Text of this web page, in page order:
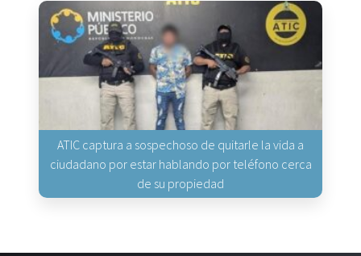
ATIC captura a sospechoso de quitarle la vida a
ciudadano por estar hablando por teléfono cerca
de su propiedad